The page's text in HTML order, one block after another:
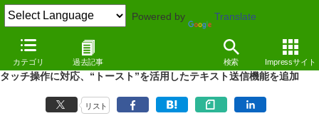
Powered by Translate
カテゴリ 過去記事 検索 Impressサイト
特別企画
Windows 8に対応した「EmEditor Professional」v12
タッチ操作に対応、“トースト”を活用したテキスト送信機能を追加
リスト